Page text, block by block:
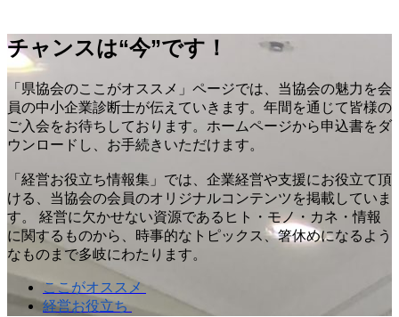
チャンスは“今”です！
「県協会のここがオススメ」ページでは、当協会の魅力を会
員の中小企業診断士が伝えていきます。年間を通じて皆様の
ご入会をお待ちしております。ホームページから申込書をダ
ウンロードし、お手続きいただけます。
「経営お役立ち情報集」では、企業経営や支援にお役立て頂
ける、当協会の会員のオリジナルコンテンツを掲載していま
す。 経営に欠かせない資源であるヒト・モノ・カネ・情報
に関するものから、時事的なトピックス、箸休めになるよう
なものまで多岐にわたります。
ここがオススメ
経営お役立ち